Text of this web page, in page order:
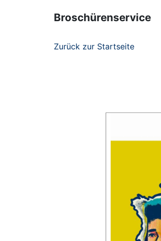
Broschürenservice
Zurück zur Startseite